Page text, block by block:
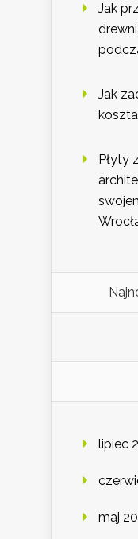
Jak
Jak
Płyty
lipiec
maj